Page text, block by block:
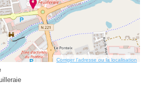
Corriger l’adresse ou la localisation